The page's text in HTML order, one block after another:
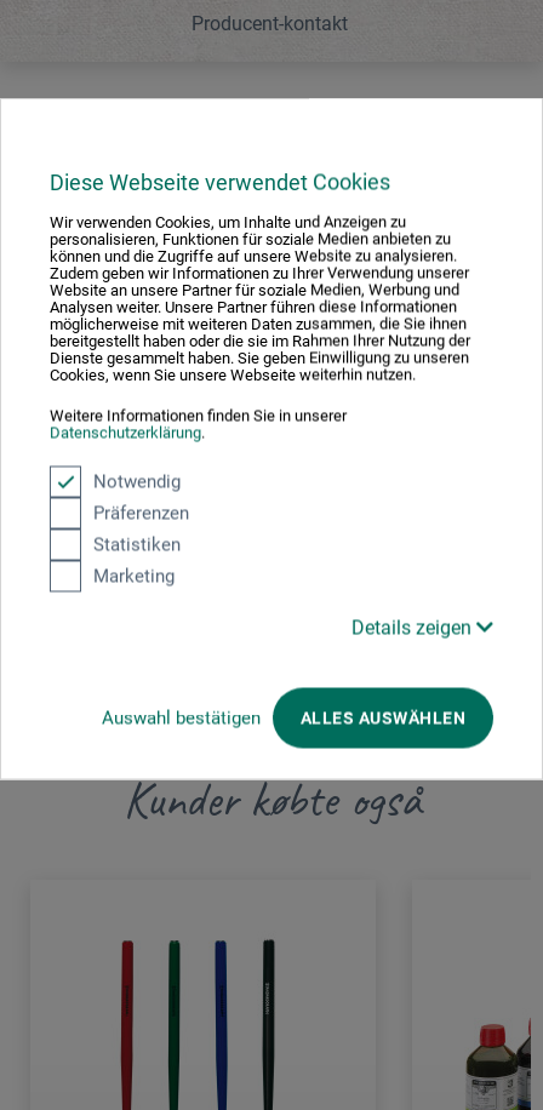
Diese Webseite verwendet Cookies
Wir verwenden Cookies, um Inhalte und Anzeigen zu
personalisieren, Funktionen für soziale Medien anbieten zu
können und die Zugriffe auf unsere Website zu analysieren.
Zudem geben wir Informationen zu Ihrer Verwendung unserer
Website an unsere Partner für soziale Medien, Werbung und
Analysen weiter. Unsere Partner führen diese Informationen
möglicherweise mit weiteren Daten zusammen, die Sie ihnen
bereitgestellt haben oder die sie im Rahmen Ihrer Nutzung der
Dienste gesammelt haben. Sie geben Einwilligung zu unseren
Cookies, wenn Sie unsere Webseite weiterhin nutzen.
Weitere Informationen finden Sie in unserer
Datenschutzerklärung.
Notwendig
Präferenzen
Statistiken
Marketing
Details zeigen
Auswahl bestätigen ALLES AUSWÄHLEN
Producent-kontakt
Producent-kontakt
Her finder du producentens kontaktoplysninger for dette
Schneider Schreibgeräte GmbH
Tennenbronn
Schwarzenbach 9
78144 Schramberg
Kunder købte også